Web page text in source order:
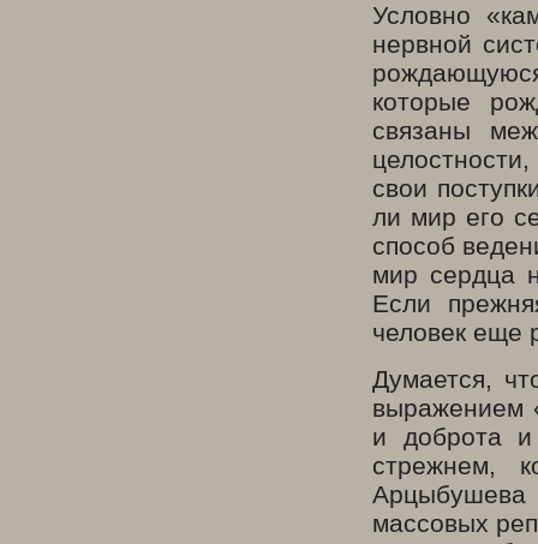
Условно
нервной
которые
связаны
свои
ли мир его
способ
мир сердца
Если
человек еще
Думается,
выражением
и доброта
стрежнем,
массовых